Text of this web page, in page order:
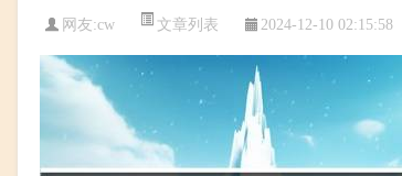
网友:cw 文章列表 2024-12-10 02:15:58